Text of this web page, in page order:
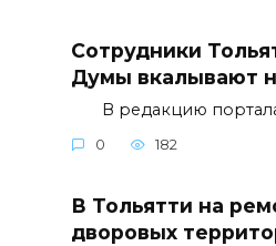
Сотрудники
Думы вкалывают
В редакцию
0 182
В Тольятти на
дворовых